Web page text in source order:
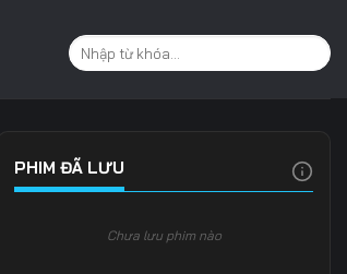
PHIM ĐÃ LƯU
Chưa lưu phim nào